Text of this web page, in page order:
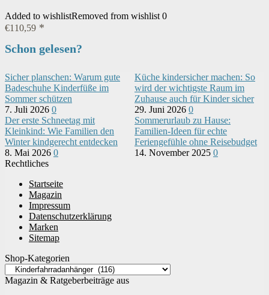
Added to wishlistRemoved from wishlist 0
€110,59
Schon gelesen?
Sicher planschen: Warum gute
Badeschuhe Kinderfüße im
Sommer schützen
7. Juli 2026 0
Küche kindersicher machen: So
wird der wichtigste Raum im
Zuhause auch für Kinder sicher
29. Juni 2026 0
Der erste Schneetag mit
Kleinkind: Wie Familien den
Winter kindgerecht entdecken
8. Mai 2026 0
Sommerurlaub zu Hause:
Familien-Ideen für echte
Feriengefühle ohne Reisebudget
14. November 2025 0
Rechtliches
Startseite
Magazin
Impressum
Datenschutzerklärung
Marken
Sitemap
Shop-Kategorien
Magazin & Ratgeberbeiträge aus